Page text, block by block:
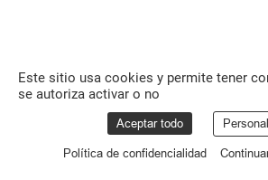
Este sitio usa cookies y permite tener
se autoriza activar o no
Aceptar todo
Política de confidencialidad